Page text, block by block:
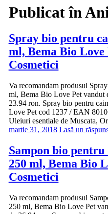
Publicat în
Spray bio pentru
ml, Bema Bio Love
Cosmetici
Va recomandam produsul
ml, Bema Bio Love Pet vandut
23.94 ron. Spray bio pentru
Love Pet cod 1237 / EAN
Uleiuri esentiale de Muscata,
martie 31, 2018 Lasă un
Sampon bio
250 ml, Bema Bio
Cosmetici
Va recomandam produsul
250 ml, Bema Bio Love Pet